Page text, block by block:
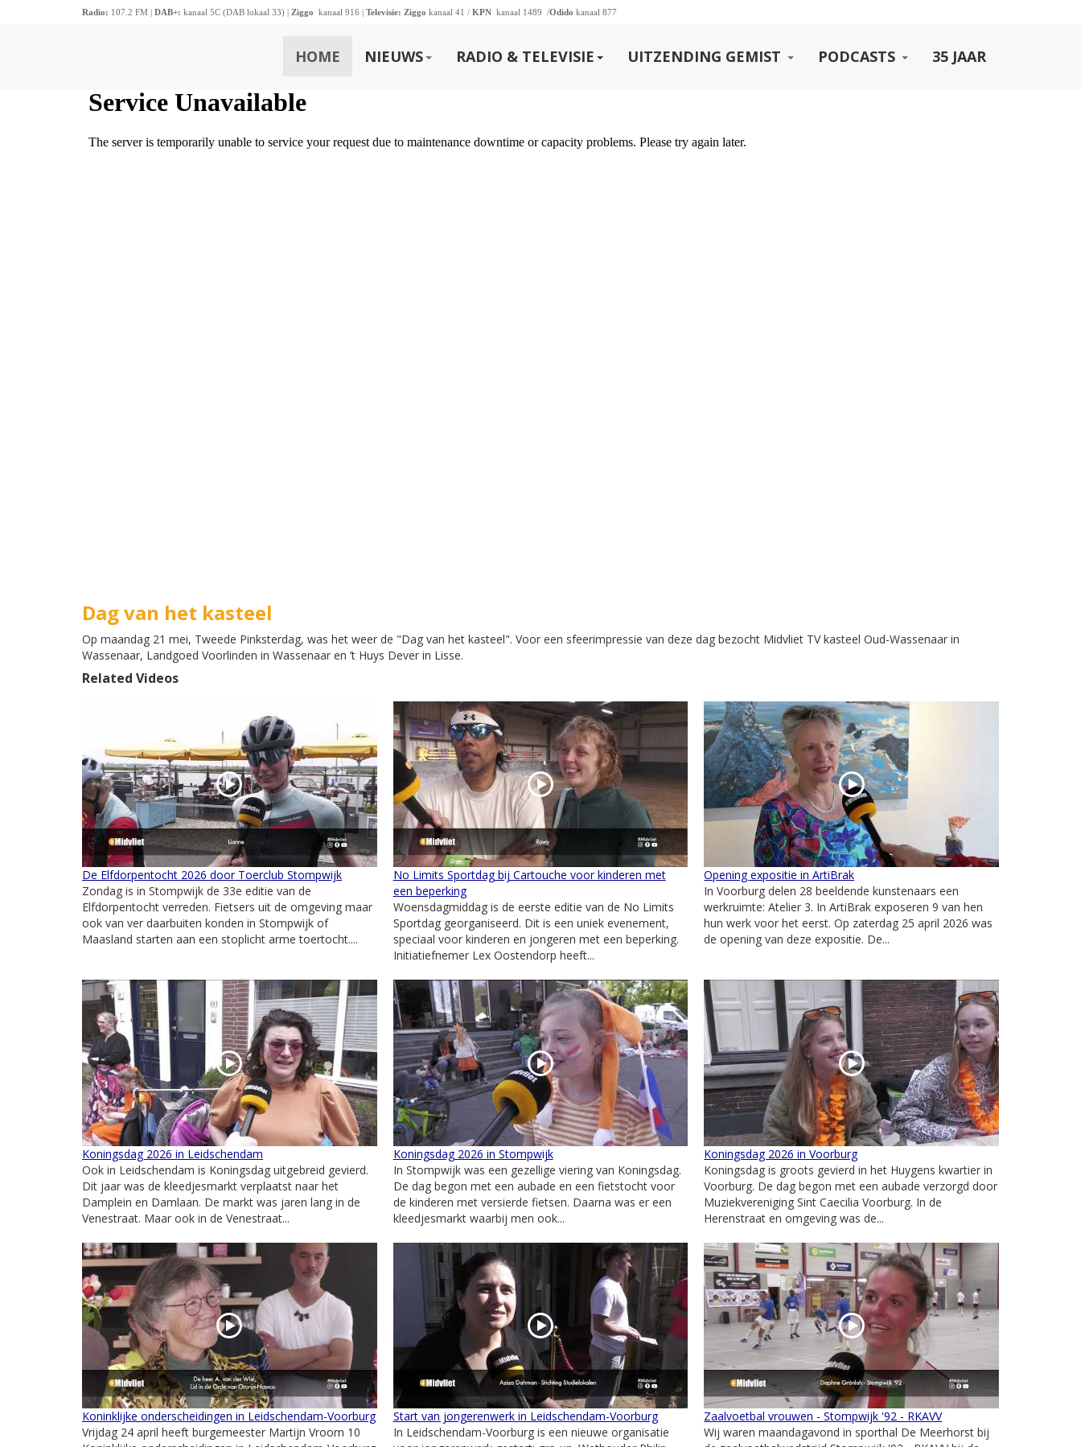
Radio: 107.2 FM | DAB+: kanaal 5C (DAB lokaal 33) | Ziggo kanaal 916 | Televisie: Ziggo kanaal 41 / KPN kanaal 1489 /Odido kanaal 877
HOME NIEUWS RADIO & TELEVISIE UITZENDING GEMIST PODCASTS 35 JAAR
Dag van het kasteel
Op maandag 21 mei, Tweede Pinksterdag, was het weer de "Dag van het kasteel". Voor een sfeerimpressie van deze dag bezocht Midvliet TV kasteel Oud-Wassenaar in
Wassenaar, Landgoed Voorlinden in Wassenaar en ’t Huys Dever in Lisse.
Related Videos
De Elfdorpentocht 2026 door Toerclub Stompwijk
Zondag is in Stompwijk de 33e editie van de
Elfdorpentocht verreden. Fietsers uit de omgeving maar
ook van ver daarbuiten konden in Stompwijk of
Maasland starten aan een stoplicht arme toertocht....
No Limits Sportdag bij Cartouche voor kinderen met
een beperking
Woensdagmiddag is de eerste editie van de No Limits
Sportdag georganiseerd. Dit is een uniek evenement,
speciaal voor kinderen en jongeren met een beperking.
Initiatiefnemer Lex Oostendorp heeft...
Opening expositie in ArtiBrak
In Voorburg delen 28 beeldende kunstenaars een
werkruimte: Atelier 3. In ArtiBrak exposeren 9 van hen
hun werk voor het eerst. Op zaterdag 25 april 2026 was
de opening van deze expositie. De...
Koningsdag 2026 in Leidschendam
Ook in Leidschendam is Koningsdag uitgebreid gevierd.
Dit jaar was de kleedjesmarkt verplaatst naar het
Damplein en Damlaan. De markt was jaren lang in de
Venestraat. Maar ook in de Venestraat...
Koningsdag 2026 in Stompwijk
In Stompwijk was een gezellige viering van Koningsdag.
De dag begon met een aubade en een fietstocht voor
de kinderen met versierde fietsen. Daarna was er een
kleedjesmarkt waarbij men ook...
Koningsdag 2026 in Voorburg
Koningsdag is groots gevierd in het Huygens kwartier in
Voorburg. De dag begon met een aubade verzorgd door
Muziekvereniging Sint Caecilia Voorburg. In de
Herenstraat en omgeving was de...
Koninklijke onderscheidingen in Leidschendam-Voorburg
Vrijdag 24 april heeft burgemeester Martijn Vroom 10
Start van jongerenwerk in Leidschendam-Voorburg
In Leidschendam-Voorburg is een nieuwe organisatie
Zaalvoetbal vrouwen - Stompwijk '92 - RKAVV
Wij waren maandagavond in sporthal De Meerhorst bij